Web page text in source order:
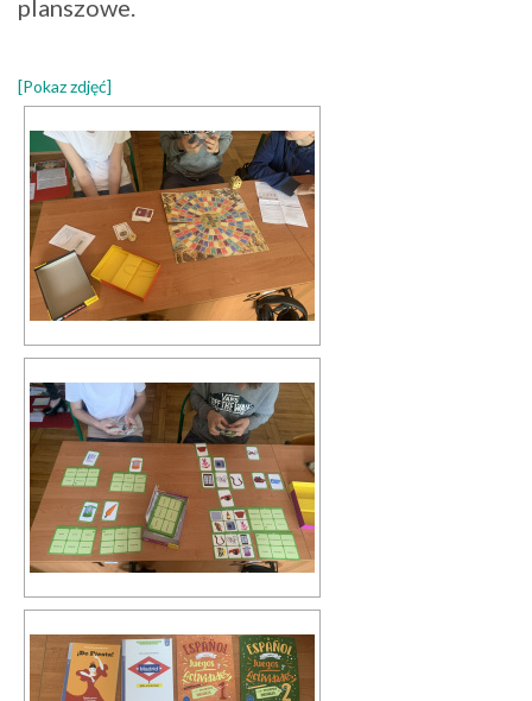
planszowe.
[Pokaz zdjęć]